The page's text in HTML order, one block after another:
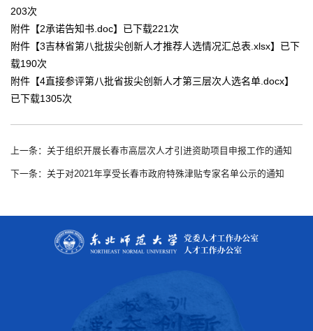
203次
附件【2承诺告知书.doc】已下载221 次
附件【3吉林省第八批拔尖创新人才推荐人选情况汇总表.xlsx】已下
载190次
附件【4直接参评第八批省拔尖创新人才第三层次人选名单.docx】
已下载1305次
上一条：关于组织开展长春市高层次人才引进资助项目申报工作的通知
下一条：关于对2021年享受长春市政府特殊津贴专家名单公示的通知